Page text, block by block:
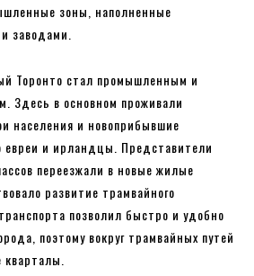
зоны, наполненные
заводами.
Торонто стал промышленным и
Здесь в основном проживали
населения и новоприбывшие
евреи и ирландцы. Представители
переезжали в новые жилые
развитие трамвайного
позволил быстро и удобно
поэтому вокруг трамвайных путей